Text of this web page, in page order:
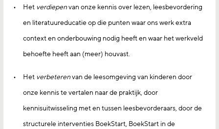
Het verdiepenvan onze kennis over lezen, leesbevor­dering
en literatuureducatie op die punten waar ons werk extra
context en onderbouwing nodig heeft en waar het werkveld
behoefte heeft aan (meer) houvast.
Het verbeterenvan de leesomgeving van kinderen door
onze kennis te vertalen naar de praktijk, door
kennisuitwisseling met en tussen leesbevorderaars, door de
structurele interventies BoekStart, BoekStart in de